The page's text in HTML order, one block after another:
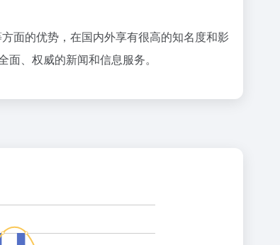
面的优势，在国内外享有很高的知名度和影
、权威的新闻和信息服务。